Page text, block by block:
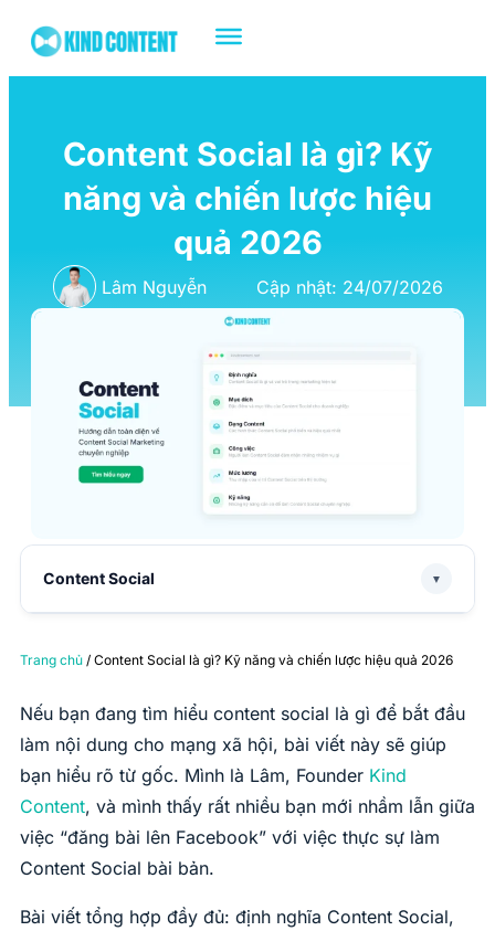
Content Social là gì? Kỹ
năng và chiến lược hiệu
quả 2026
Lâm Nguyễn Cập nhật: 24/07/2026
Content Social ▼
Trang chủ / Content Social là gì? Kỹ năng và chiến lược hiệu quả 2026
Nếu bạn đang tìm hiểu content social là gì để bắt đầu
làm nội dung cho mạng xã hội, bài viết này sẽ giúp
bạn hiểu rõ từ gốc. Mình là Lâm, Founder Kind
Content, và mình thấy rất nhiều bạn mới nhầm lẫn giữa
việc “đăng bài lên Facebook” với việc thực sự làm
Content Social bài bản.
Bài viết tổng hợp đầy đủ: định nghĩa Content Social,